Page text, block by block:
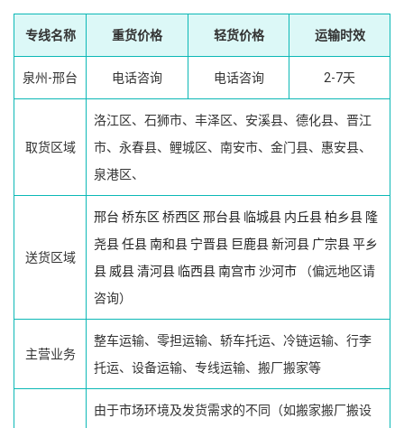
专线名称 重货价格 轻货价格 运输时效
泉州-邢台 电话咨询 电话咨询 2-7天
取货区域
洛江区、石狮市、丰泽区、安溪县、德化县、晋江
市、永春县、鲤城区、南安市、金门县、惠安县、
泉港区、
送货区域
邢台 桥东区 桥西区 邢台县 临城县 内丘县柏乡县 隆
尧县任县南和县 宁晋县 巨鹿县新河县 广宗县平乡
县 威县清河县 临西县南宫市沙河市 （偏远地区请
咨询）
主营业务
整车运输、零担运输、轿车托运、冷链运输、行李
托运、设备运输、专线运输、搬厂搬家等
由于市场环境及发货需求的不同（如搬家搬厂搬设